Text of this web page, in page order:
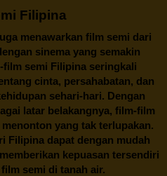
Filipina
menawarkan film semi dari
sinema yang semakin
film semi Filipina seringkali
cinta, persahabatan, dan
sehari-hari. Dengan
latar belakangnya, film-film
yang tak terlupakan.
Filipina dapat dengan mudah
kepuasan tersendiri
semi di tanah air.